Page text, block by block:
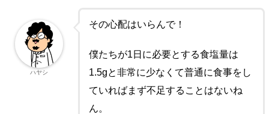
その心配はいらんで！
僕たちが1日に必要とする食塩量は
1.5gと非常に少なくて普通に食事をし
ていればまず不足することはないね
ん。
ハヤシ